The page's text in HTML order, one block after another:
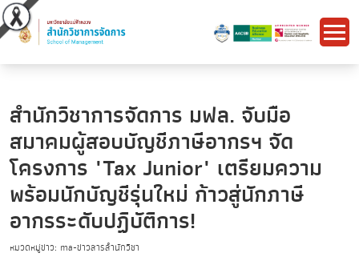
สำนักวิชาการจัดการ มฟล. จับมือ
สมาคมผู้สอบบัญชีภาษีอากรฯ จัด
โครงการ "Tax Junior" เตรียมความ
พร้อมนักบัญชีรุ่นใหม่ ก้าวสู่นักภาษี
อากรระดับปฏิบัติการ!
หมวดหมู่ข่าว: ma-ข่าวสารสำนักวิชา